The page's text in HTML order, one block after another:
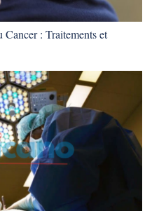
: Traitements et